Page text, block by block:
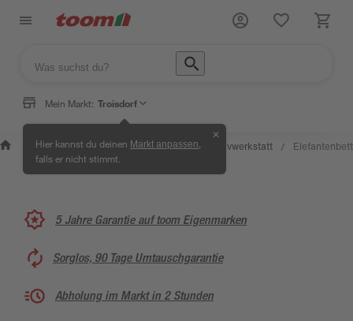
Mein Markt: Troisdorf
Hier kannst du deinen Markt anpassen
falls er nicht stimmt.
✕
Wissen &
Service
/
Selbermachen &
Ratgeber
/ Kreativwerkstatt / Elefantenbett
5 Jahre Garantie auf toom Eigenmarken
Sorglos, 90 Tage Umtauschgarantie
Abholung im Markt in 2 Stunden